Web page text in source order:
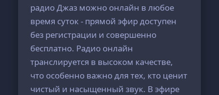
радио Джаз можно онлайн в любое
время суток - прямой эфир доступен
без регистрации и совершенно
бесплатно. Радио онлайн
транслируется в высоком качестве,
что особенно важно для тех, кто ценит
чистый и насыщенный звук. В эфире